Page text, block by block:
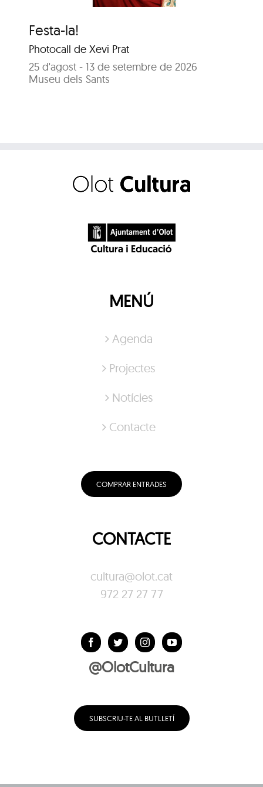
Festa-la!
Photocall de Xevi Prat
25 d'agost - 13 de setembre de 2026
Museu dels Sants
MENÚ
Agenda
Projectes
Notícies
Contacte
COMPRAR ENTRADES
CONTACTE
cultura@olot.cat
972 27 27 77
@OlotCultura
SUBSCRIU-TE AL BUTLLETÍ